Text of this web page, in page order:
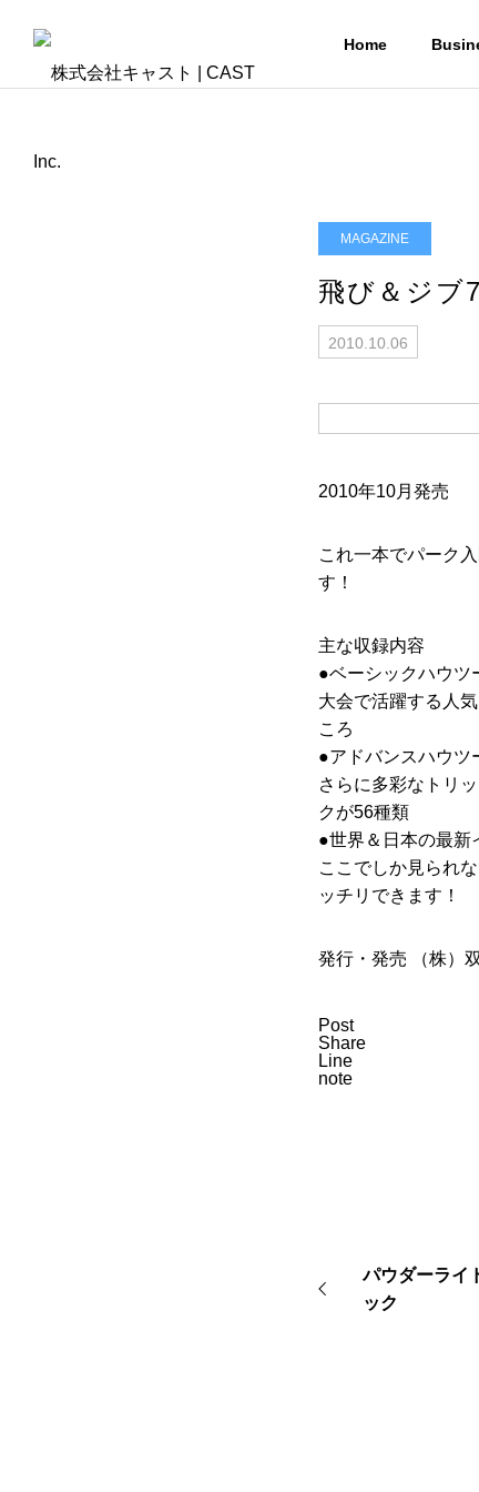
Home
MAGAZINE
飛び＆ジブ7
2010.10.06
2010年10月発売
これ一本でパーク
す！
主な収録内容
●ベーシックハウツ
大会で活躍する人
ころ
●アドバンスハウツ
さらに多彩なトリ
クが56種類
●世界＆日本の最新
ここでしか見られ
ッチリできます！
発行・発売 （株）
Post
Share
Line
note
パウダーライ
ック